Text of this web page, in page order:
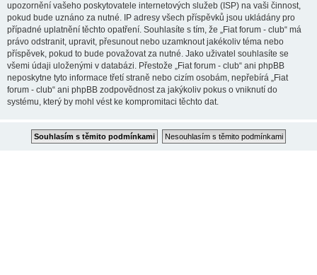
upozornění vašeho poskytovatele internetových služeb (ISP) na vaši činnost,
pokud bude uznáno za nutné. IP adresy všech příspěvků jsou ukládány pro
případné uplatnění těchto opatření. Souhlasíte s tím, že „Fiat forum - club“ má
právo odstranit, upravit, přesunout nebo uzamknout jakékoliv téma nebo
příspěvek, pokud to bude považovat za nutné. Jako uživatel souhlasíte se
všemi údaji uloženými v databázi. Přestože „Fiat forum - club“ ani phpBB
neposkytne tyto informace třetí straně nebo cizím osobám, nepřebírá „Fiat
forum - club“ ani phpBB zodpovědnost za jakýkoliv pokus o vniknutí do
systému, který by mohl vést ke kompromitaci těchto dat.